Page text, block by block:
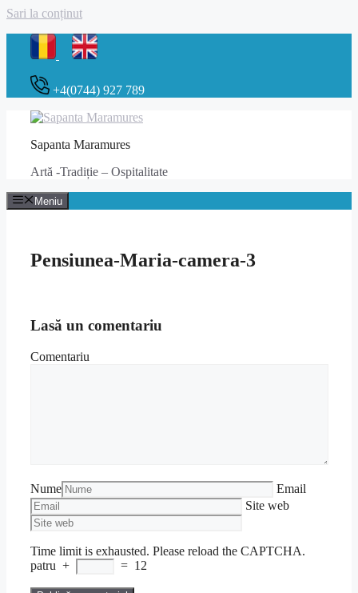
Sari la conținut
+4(0744) 927 789
Sapanta Maramures
Artă -Tradiție – Ospitalitate
Meniu
Pensiunea-Maria-camera-3
Lasă un comentariu
Comentariu
Nume
Email
Site web
Time limit is exhausted. Please reload the CAPTCHA.
patru + = 12